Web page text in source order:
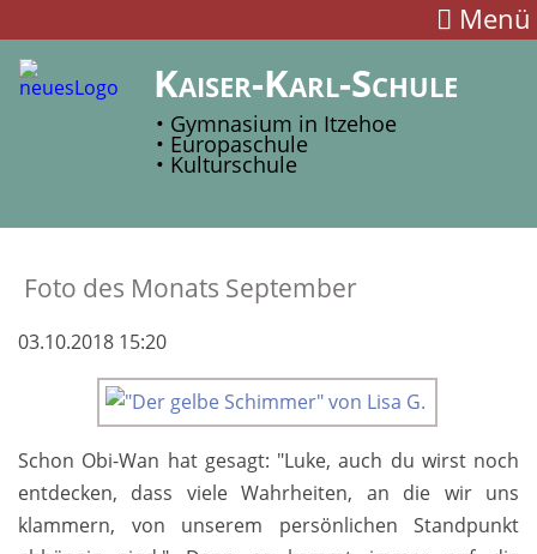
Menü
Kaiser-Karl-Schule
• Gymnasium in Itzehoe
• Europaschule
• Kulturschule
Fo­to des Mo­nats September
03.10.2018 15:20
Schon Obi-Wan hat gesagt: "Luke, auch du wirst noch
ent­decken, dass viele Wahr­heiten, an die wir uns
klammern, von unse­rem persön­lichen Stand­punkt